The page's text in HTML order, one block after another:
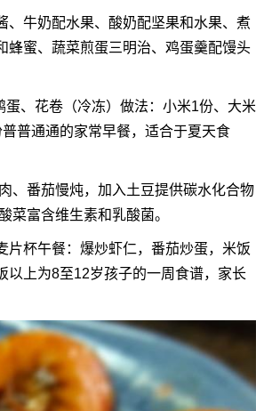
、牛奶配水果、酸奶配坚果和水果、煮
蜂蜜、蔬菜煎蛋三明治、鸡蛋羹配馒头
、花卷（冷冻）做法：小米1份、大米
普通通的家常早餐，适合于夏天食
、番茄慢炖，加入土豆提供碳水化合物
菜富含维生素和乳酸菌。
片杯午餐：爆炒虾仁，番茄炒蛋，米饭
以上为8至12岁孩子的一周食谱，家长